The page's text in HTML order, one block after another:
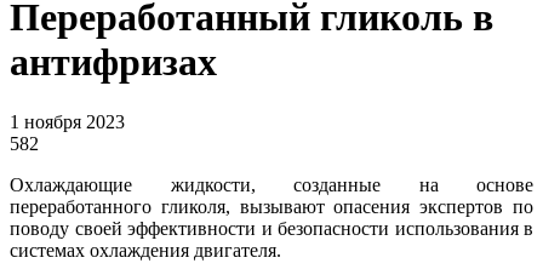
Переработанный гликоль в
антифризах
1 ноября 2023
582
Охлаждающие жидкости, созданные на основе
переработанного гликоля, вызывают опасения экспертов по
поводу своей эффективности и безопасности использования в
системах охлаждения двигателя.